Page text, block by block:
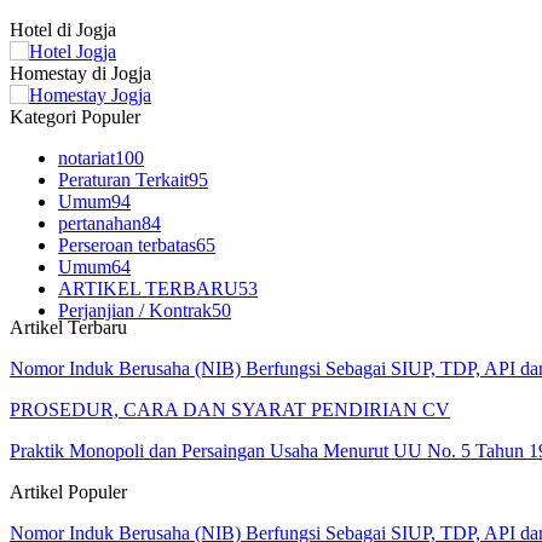
Hotel di Jogja
Homestay di Jogja
Kategori Populer
notariat100
Peraturan Terkait95
Umum94
pertanahan84
Perseroan terbatas65
Umum64
ARTIKEL TERBARU53
Perjanjian / Kontrak50
Artikel Terbaru
Nomor Induk Berusaha (NIB) Berfungsi Sebagai SIUP, TDP, API
PROSEDUR, CARA DAN SYARAT PENDIRIAN CV
Praktik Monopoli dan Persaingan Usaha Menurut UU No. 5 Tahun
Artikel Populer
Nomor Induk Berusaha (NIB) Berfungsi Sebagai SIUP, TDP, API